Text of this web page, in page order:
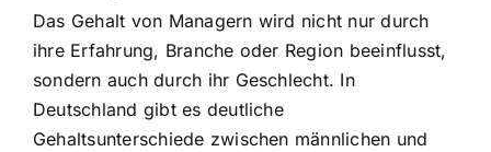
Das Gehalt von Managern wird nicht nur durch
ihre Erfahrung, Branche oder Region beeinflusst,
sondern auch durch ihr Geschlecht. In
Deutschland gibt es deutliche
Gehaltsunterschiede zwischen männlichen und